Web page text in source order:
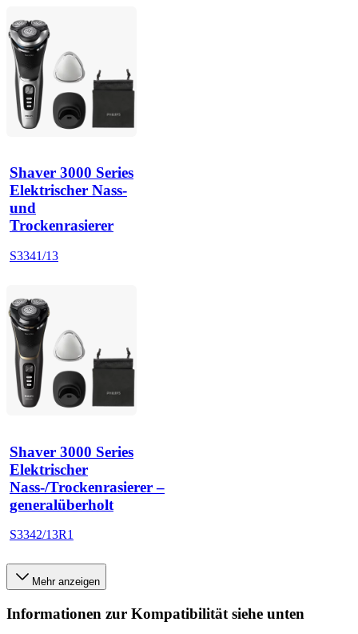
Shaver 3000 Series
Elektrischer Nass-
und
Trockenrasierer
S3341/13
Shaver 3000 Series
Elektrischer
Nass-/Trockenrasierer –
generalüberholt
S3342/13R1
Mehr anzeigen
Informationen zur Kompatibilität siehe unten